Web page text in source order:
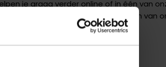
je graag verder online of in één van
klantenservice of bezoek een van